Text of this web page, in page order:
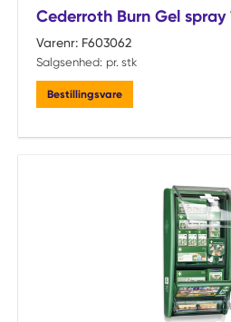
Cederroth Burn Gel
Varenr: F603062
Salgsenhed: pr. stk
Bestillingsvare